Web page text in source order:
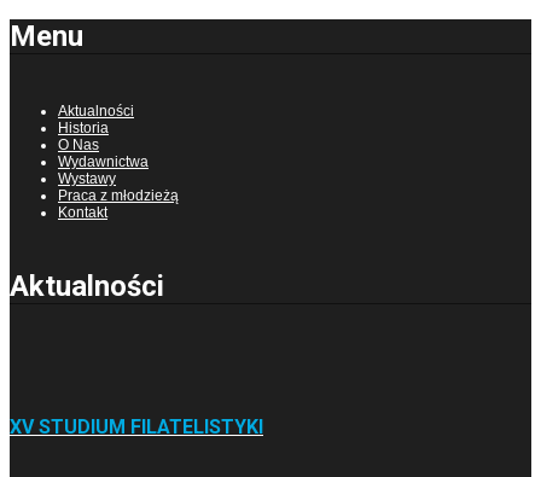
Menu
Aktualności
Historia
O Nas
Wydawnictwa
Wystawy
Praca z młodzieżą
Kontakt
Aktualności
XV STUDIUM FILATELISTYKI